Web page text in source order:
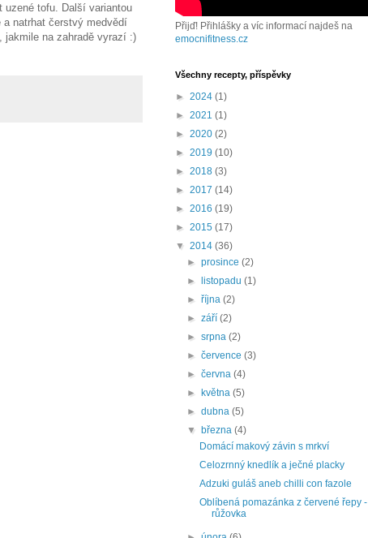
uzené tofu. Další variantou
a natrhat čerstvý medvědí
jakmile na zahradě vyrazí :)
Přijď! Přihlášky a víc informací najdeš na
emocnifitness.cz
Všechny recepty, příspěvky
► 2024 (1)
► 2021 (1)
► 2020 (2)
► 2019 (10)
► 2018 (3)
► 2017 (14)
► 2016 (19)
► 2015 (17)
▼ 2014 (36)
►prosince(2)
►
listopadu(1)
►října(2)
►září(2)
►srpna(2)
►července(3)
►června(4)
►
května(5)
►dubna(5)
▼ března(4)
Domácí makový závin s mrkví
Celozrnný knedlík a ječné placky
Adzuki guláš aneb chilli con fazole
Oblíbená pomazánka z červené řepy -
růžovka